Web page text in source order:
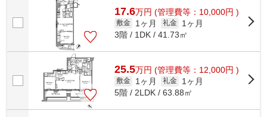
17.6万円 (管理費等：10,000円 )
敷金 1ヶ月 礼金
1ヶ月
3階 / 1DK / 41.73㎡
25.5万円 (管理費等：12,000円 )
敷金 1ヶ月 礼金
1ヶ月
5階 / 2LDK / 63.88㎡